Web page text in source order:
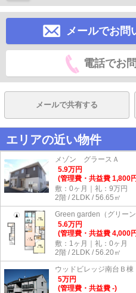
メールでお問
電話でお
メールで共有する
エリアの近い物件
メゾン グラースＡ
5.9万円
(管理費・共益費 1,800
敷：0ヶ月｜礼：9万円
2階 / 2LDK / 56.65㎡
Green garden（グリー
5.6万円
(管理費・共益費 4,000
敷：1ヶ月｜礼：0ヶ月
2階 / 2LDK / 56.20㎡
ウッドビレッジ南台Ｂ棟
5万円
(管理費・共益費 -)